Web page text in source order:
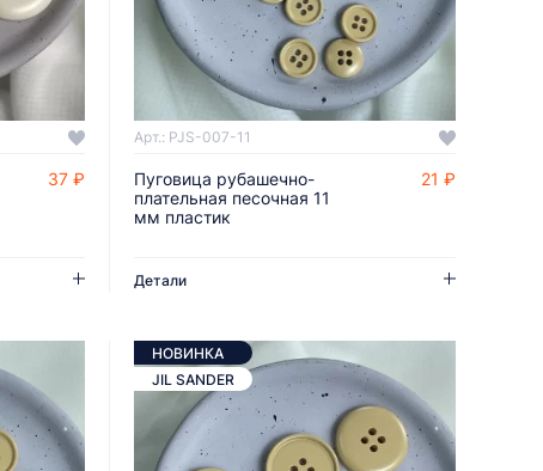
37 ₽
ДОБАВИТЬ В КОРЗИНУ
Арт.: PJS-007-11
Пуговица рубашечно-
плательная песочная 11
мм пластик
21 ₽
Детали
НОВИНКА
JIL SANDER